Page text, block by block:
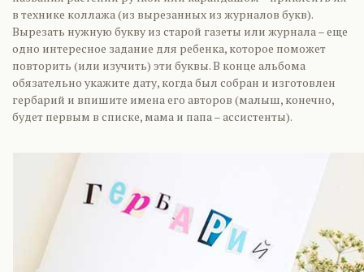
в технике коллажа (из вырезанных из журналов букв).
Вырезать нужную букву из старой газеты или журнала – еще
одно интересное задание для ребенка, которое поможет
повторить (или изучить) эти буквы. В конце альбома
обязательно укажите дату, когда был собран и изготовлен
гербарий и впишите имена его авторов (малыш, конечно,
будет первым в списке, мама и папа – ассистенты).